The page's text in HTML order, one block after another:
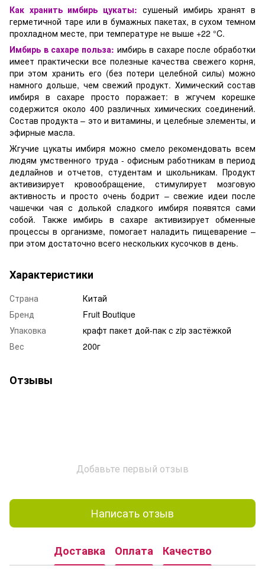
Как хранить имбирь цукаты: сушеный имбирь хранят в
герметичной таре или в бумажных пакетах, в сухом темном
прохладном месте, при температуре не выше +22 °C.
Имбирь в сахаре польза: имбирь в сахаре после обработки
имеет практически все полезные качества свежего корня,
при этом хранить его (без потери целебной силы) можно
намного дольше, чем свежий продукт. Химический состав
имбиря в сахаре просто поражает: в жгучем корешке
содержится около 400 различных химических соединений.
Состав продукта – это и витамины, и целебные элементы, и
эфирные масла.
Жгучие цукаты имбиря можно смело рекомендовать всем
людям умственного труда - офисным работникам в период
дедлайнов и отчетов, студентам и школьникам. Продукт
активизирует кровообращение, стимулирует мозговую
активность и просто очень бодрит – свежие идеи после
чашечки чая с долькой сладкого имбиря появятся сами
собой. Также имбирь в сахаре активизирует обменные
процессы в организме, помогает наладить пищеварение –
при этом достаточно всего нескольких кусочков в день.
Характеристики
Страна
Китай
Бренд
Fruit Boutique
Упаковка
крафт пакет дой-пак с zip застёжкой
Вес
200г
Отзывы
Добавьте первый отзыв
Написать отзыв
Доставка Оплата Качество